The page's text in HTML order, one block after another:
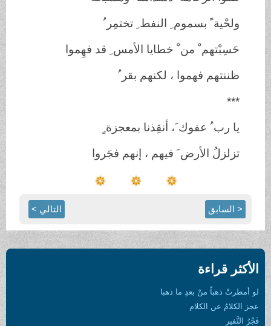
ولحْية ً بسموم ِ النفط ِ تختمِر ُ
حَسِبْتهم ْ من ْ خطايا الأمس ِ قد فهِموا
ظننتهم فهموا ، لكنهم بقر ُ
***
يا رب ُ عفوك َ، أنقِذنا بمعجزة ٍ
تزلزلُ الأرض َ فيهم ، إنهم فجَروا
< السابق التالي >
الأكثر قراءة
لو أمطرتْ ذهباً منْ بعدِ ما ذهبا
عجز الكلامُ عن الكلام
فَجْرُ النَّفير